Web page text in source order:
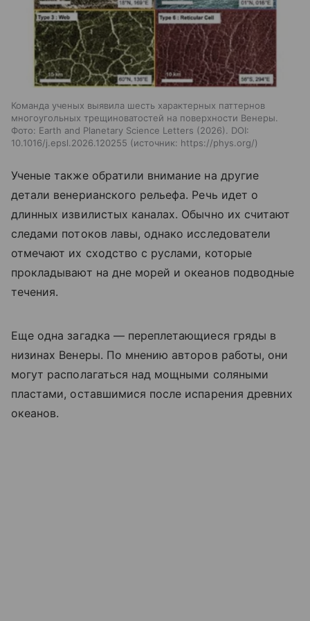
Команда ученых выявила шесть характерных паттернов
многоугольных трещиноватостей на поверхности Венеры.
Фото: Earth and Planetary Science Letters (2026). DOI:
10.1016/j.epsl.2026.120255
источник: https://phys.org/
Ученые также обратили внимание на другие
детали венерианского рельефа. Речь идет о
длинных извилистых каналах. Обычно их считают
следами потоков лавы, однако исследователи
отмечают их сходство с руслами, которые
прокладывают на дне морей и океанов подводные
течения.
Еще одна загадка — переплетающиеся гряды в
низинах Венеры. По мнению авторов работы, они
могут располагаться над мощными соляными
пластами, оставшимися после испарения древних
океанов.